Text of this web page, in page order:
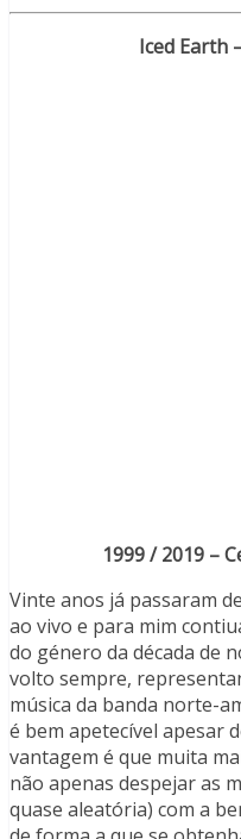
Iced Earth
1999 / 2019 –
Vinte anos já passaram
ao vivo e para mim
do género da década de
volto sempre,
música da banda norte-
é bem apetecível apesar
vantagem é que muita
não apenas despejar as
quase aleatória) com a